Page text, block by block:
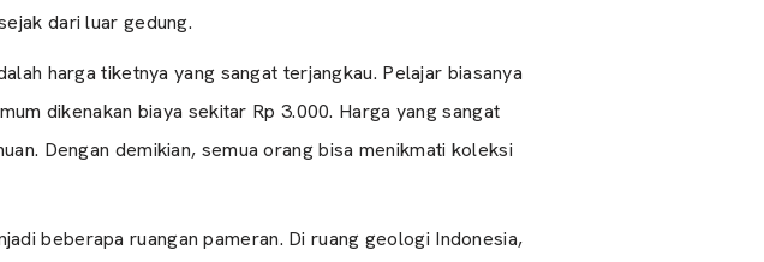
dari luar gedung.
harga tiketnya yang sangat terjangkau. Pelajar biasanya
dikenakan biaya sekitar Rp 3.000. Harga yang sangat
Dengan demikian, semua orang bisa menikmati koleksi
beberapa ruangan pameran. Di ruang geologi Indonesia,